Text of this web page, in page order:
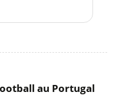
au Portugal